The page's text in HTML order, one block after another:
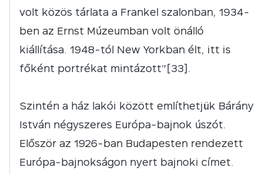
volt közös tárlata a Frankel szalonban, 1934-
ben az Ernst Múzeumban volt önálló
kiállítása. 1948-tól New Yorkban élt, itt is
főként portrékat mintázott”[33].
Szintén a ház lakói között említhetjük Bárány
István négyszeres Európa-bajnok úszót.
Először az 1926-ban Budapesten rendezett
Európa-bajnokságon nyert bajnoki címet.